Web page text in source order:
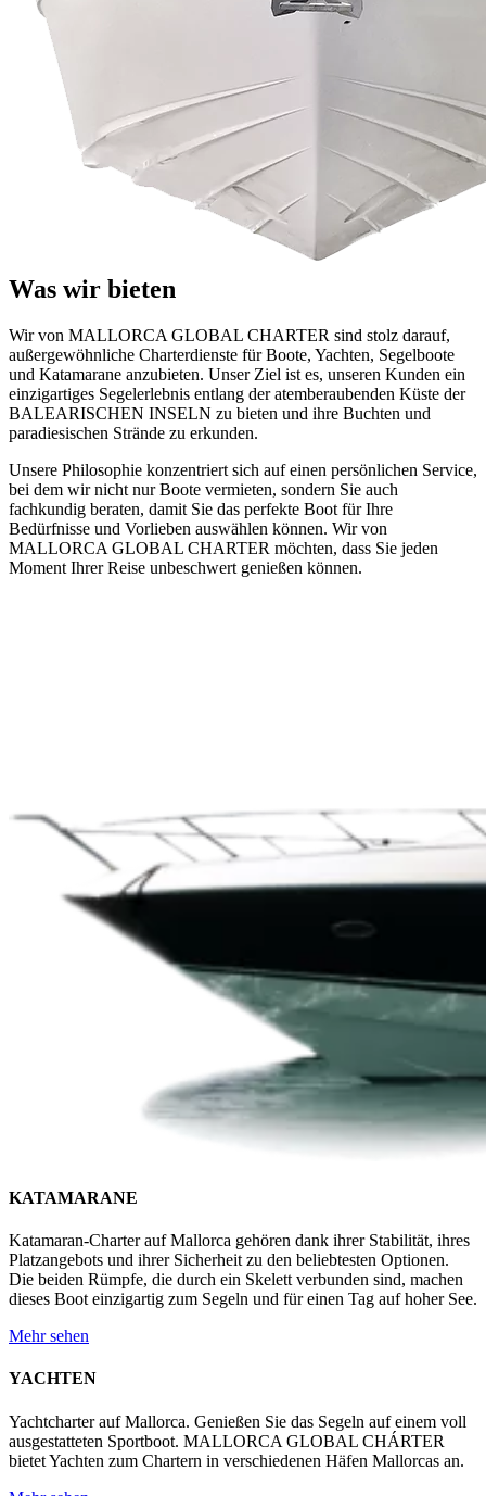
Was wir bieten
Wir von MALLORCA GLOBAL CHARTER sind stolz darauf,
außergewöhnliche Charterdienste für Boote, Yachten, Segelboote
und Katamarane anzubieten. Unser Ziel ist es, unseren Kunden ein
einzigartiges Segelerlebnis entlang der atemberaubenden Küste der
BALEARISCHEN INSELN zu bieten und ihre Buchten und
paradiesischen Strände zu erkunden.
Unsere Philosophie konzentriert sich auf einen persönlichen Service,
bei dem wir nicht nur Boote vermieten, sondern Sie auch
fachkundig beraten, damit Sie das perfekte Boot für Ihre
Bedürfnisse und Vorlieben auswählen können. Wir von
MALLORCA GLOBAL CHARTER möchten, dass Sie jeden
Moment Ihrer Reise unbeschwert genießen können.
KATAMARANE
Katamaran-Charter auf Mallorca gehören dank ihrer Stabilität, ihres
Platzangebots und ihrer Sicherheit zu den beliebtesten Optionen.
Die beiden Rümpfe, die durch ein Skelett verbunden sind, machen
dieses Boot einzigartig zum Segeln und für einen Tag auf hoher See.
Mehr sehen
YACHTEN
Yachtcharter auf Mallorca. Genießen Sie das Segeln auf einem voll
ausgestatteten Sportboot. MALLORCA GLOBAL CHÁRTER
bietet Yachten zum Chartern in verschiedenen Häfen Mallorcas an.